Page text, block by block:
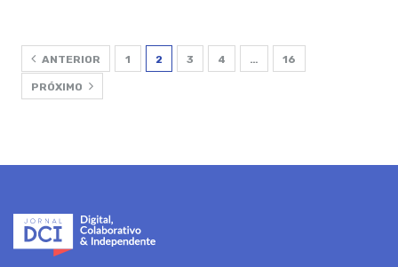
ANTERIOR 1 2 3 4 … 16
PRÓXIMO